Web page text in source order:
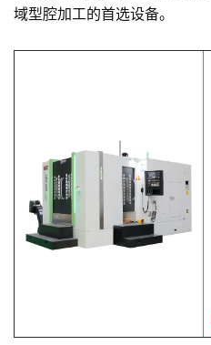
域型腔加工的首选设备。